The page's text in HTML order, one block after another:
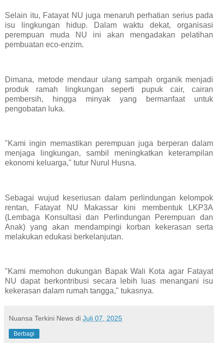
Selain itu, Fatayat NU juga menaruh perhatian serius pada
isu lingkungan hidup. Dalam waktu dekat, organisasi
perempuan muda NU ini akan mengadakan pelatihan
pembuatan eco-enzim.
Dimana, metode mendaur ulang sampah organik menjadi
produk ramah lingkungan seperti pupuk cair, cairan
pembersih, hingga minyak yang bermanfaat untuk
pengobatan luka.
"Kami ingin memastikan perempuan juga berperan dalam
menjaga lingkungan, sambil meningkatkan keterampilan
ekonomi keluarga," tutur Nurul Husna.
Sebagai wujud keseriusan dalam perlindungan kelompok
rentan, Fatayat NU Makassar kini membentuk LKP3A
(Lembaga Konsultasi dan Perlindungan Perempuan dan
Anak) yang akan mendampingi korban kekerasan serta
melakukan edukasi berkelanjutan.
"Kami memohon dukungan Bapak Wali Kota agar Fatayat
NU dapat berkontribusi secara lebih luas menangani isu
kekerasan dalam rumah tangga," tukasnya.
Nuansa Terkini News di Juli 07, 2025
Berbagi